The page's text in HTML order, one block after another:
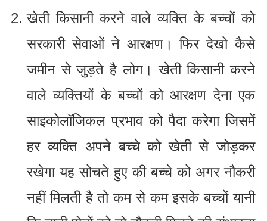
खेती किसानी करने वाले व्यक्ति के बच्चों को
सरकारी सेवाओं ने आरक्षण। फिर देखो कैसे
जमीन से जुड़ते है लोग। खेती किसानी करने
वाले व्यक्तियों के बच्चों को आरक्षण देना एक
साइकोलॉजिकल प्रभाव को पैदा करेगा जिसमें
हर व्यक्ति अपने बच्चे को खेती से जोड़कर
रखेगा यह सोचते हुए की बच्चे को अगर नौकरी
नहीं मिलती है तो कम से कम इसके बच्चों यानी